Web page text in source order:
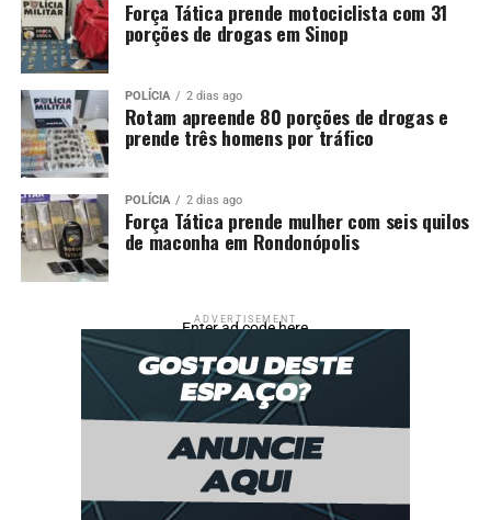
Força Tática prende motociclista com 31
porções de drogas em Sinop
POLÍCIA 2 dias ago
Rotam apreende 80 porções de drogas e
prende três homens por tráfico
POLÍCIA 2 dias ago
Força Tática prende mulher com seis quilos
de maconha em Rondonópolis
ADVERTISEMENT
Enter ad code here